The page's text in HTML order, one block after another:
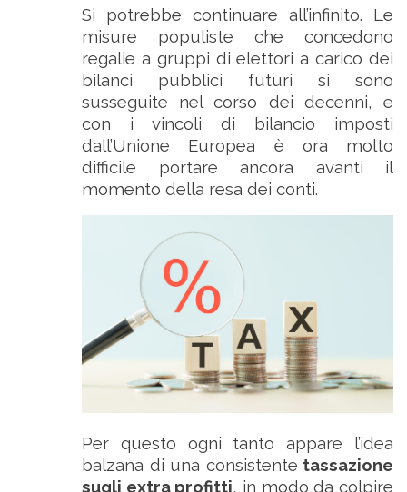
Si potrebbe continuare all’infinito. Le
misure populiste che concedono
regalie a gruppi di elettori a carico dei
bilanci pubblici futuri si sono
susseguite nel corso dei decenni, e
con i vincoli di bilancio imposti
dall’Unione Europea è ora molto
difficile portare ancora avanti il
momento della resa dei conti.
Per questo ogni tanto appare l’idea
balzana di una consistente tassazione
sugli extra profitti, in modo da colpire